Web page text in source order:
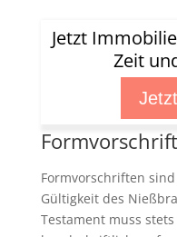
Jetzt
Zeit
Formvorschriften
Gültigkeit des
Testament muss